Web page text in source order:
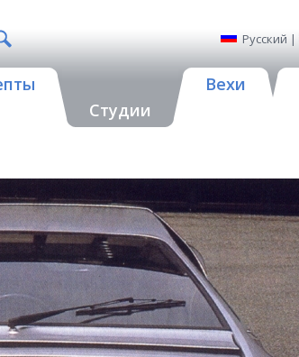
Русский |
Студии
Вехи